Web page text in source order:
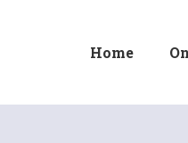
Home